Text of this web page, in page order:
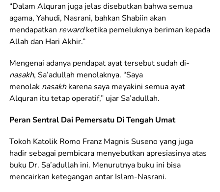
“Dalam Alquran juga jelas disebutkan bahwa semua
agama, Yahudi, Nasrani, bahkan Shabiin akan
mendapatkan rewardketika pemeluknya beriman kepada
Allah dan Hari Akhir.”
Mengenai adanya pendapat ayat tersebut sudah di-
nasakh, Sa’adullah menolaknya. “Saya
menolak nasakhkarena saya meyakini semua ayat
Alquran itu tetap operatif,” ujar Sa’adullah.
Peran Sentral Dai Pemersatu Di Tengah Umat
Tokoh Katolik Romo Franz Magnis Suseno yang juga
hadir sebagai pembicara menyebutkan apresiasinya atas
buku Dr. Sa’adullah ini. Menurutnya buku ini bisa
mencairkan ketegangan antar Islam-Nasrani.